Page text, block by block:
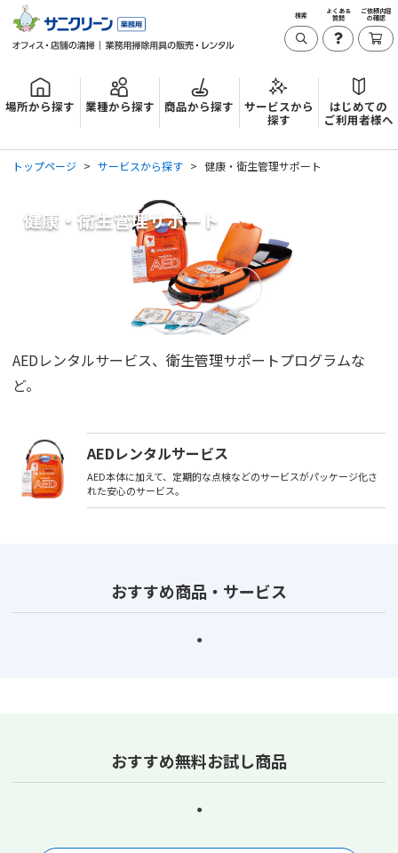
検索 よくある
質問
ご依頼内容
の確認
場所から探す 業種から探す 商品から探す サービスから
探す
はじめての
ご利用者様へ
トップページ サービスから探す 健康・衛生管理サポート
健康・衛生管理サポート
AEDレンタルサービス、衛生管理サポートプログラムな
ど。
AEDレンタルサービス
AED本体に加えて、定期的な点検などのサービスがパッケージ化さ
れた安心のサービス。
おすすめ商品・サービス
おすすめ無料お試し商品